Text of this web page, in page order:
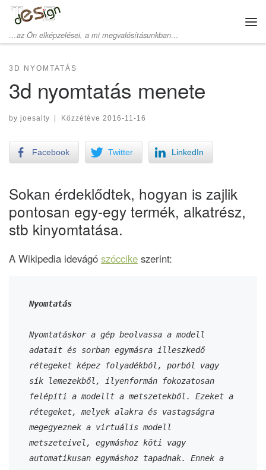
Skip to content
…az Ön elképzelései, a mi megvalósításunkban…
3D NYOMTATÁS
3d nyomtatás menete
by joesalty | Közzétéve 2016-11-16
Facebook Twitter LinkedIn
Sokan érdeklődtek, hogyan is zajlik
pontosan egy-egy termék, alkatrész,
stb kinyomtatása.
A Wikipedia idevágó szóccike szerint:
Nyomtatás
Nyomtatáskor a gép beolvassa a modell
adatait és sorban egymásra illeszkedő
rétegeket képez folyadékból, porból vagy
sík lemezekből, ilyenformán fokozatosan
felépíti a modellt a metszetekből. Ezeket a
rétegeket, melyek alakra és vastagságra
megegyeznek a virtuális modell
metszeteivel, egymáshoz köti vagy
automatikusan egymáshoz tapadnak. Ennek a